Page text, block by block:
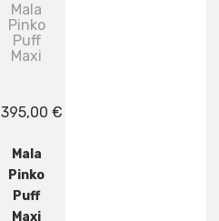
Mala
Pinko
Puff
Maxi
395,00€
Mala
Pinko
Puff
Maxi